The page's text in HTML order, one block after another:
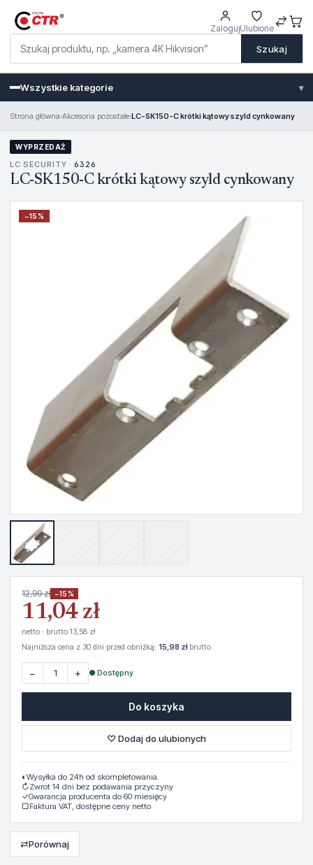
Szukaj
ZalogujUlubione
Wszystkie kategorie ▾
Strona główna›Akcesoria pozostałe›LC-SK150-C krótki kątowy szyld cynkowany
WYPRZEDAŻ
LC SECURITY · 6326
LC-SK150-C krótki kątowy szyld cynkowany
−15%
12,99 zł −15%
11,04 zł
netto · brutto 13,58 zł
Najniższa cena z 30 dni przed obniżką: 15,98 złbrutto
− + ● Dostępny
Do koszyka
♡ Dodaj do ulubionych
◐ Wysyłka do 24h od skompletowania.
↻Zwrot 14 dni bez podawania przyczyny
✓Gwarancja producenta do 60 miesięcy
▢Faktura VAT, dostępne ceny netto
⇄Porównaj